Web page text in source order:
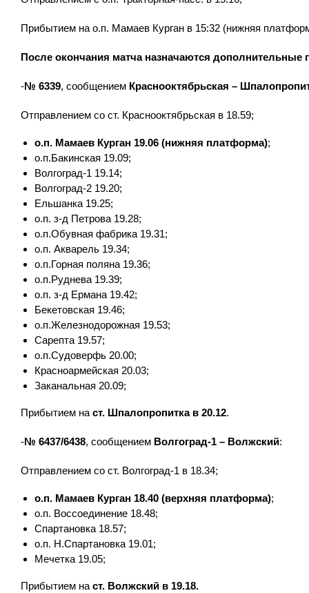
Прибытием на о.п. Мамаев Курган в 15:32 (нижняя
После окончания матча назначаются дополнительные
-№ 6339, сообщением Краснооктябрьская –
Отправлением со ст. Краснооктябрьская в 18.59;
о.п. Мамаев Курган 19.06 (нижняя платформа);
о.п.Бакинская 19.09;
Волгоград-1 19.14;
Волгоград-2 19.20;
Ельшанка 19.25;
о.п. з-д Петрова 19.28;
о.п.Обувная фабрика 19.31;
о.п. Акварель 19.34;
о.п.Горная поляна 19.36;
о.п.Руднева 19.39;
о.п. з-д Ермана 19.42;
Бекетовская 19.46;
о.п.Железнодорожная 19.53;
Сарепта 19.57;
о.п.Судоверфь 20.00;
Красноармейская 20.03;
Заканальная 20.09;
Прибытием на ст. Шпалопропитка в 20.12.
-№ 6437/6438, сообщением Волгоград-1 – Волжский:
Отправлением со ст. Волгоград-1 в 18.34;
о.п. Мамаев Курган 18.40 (верхняя платформа);
о.п. Воссоединение 18.48;
Спартановка 18.57;
о.п. Н.Спартановка 19.01;
Мечетка 19.05;
Прибытием на ст. Волжский в 19.18.